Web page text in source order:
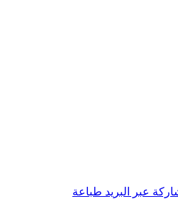
عبر البريد طباعة